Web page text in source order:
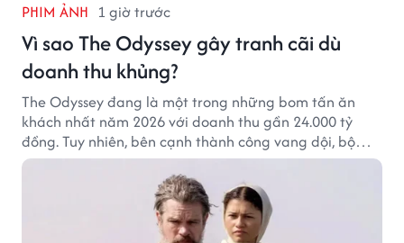
PHIM ẢNH 1 giờ trước
Vì sao The Odyssey gây tranh cãi dù
doanh thu khủng?
The Odyssey đang là một trong những bom tấn ăn
khách nhất năm 2026 với doanh thu gần 24.000 tỷ
đồng. Tuy nhiên, bên cạnh thành công vang dội, bộ
phim của Christopher Nolan cũng vấp phải không ít
tranh cãi từ khán giả.